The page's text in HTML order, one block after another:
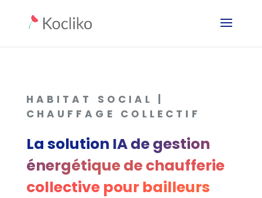
HABITAT SOCIAL |
CHAUFFAGE COLLECTIF
La solution IA de gestion
énergétique de chaufferie
collective pour bailleurs